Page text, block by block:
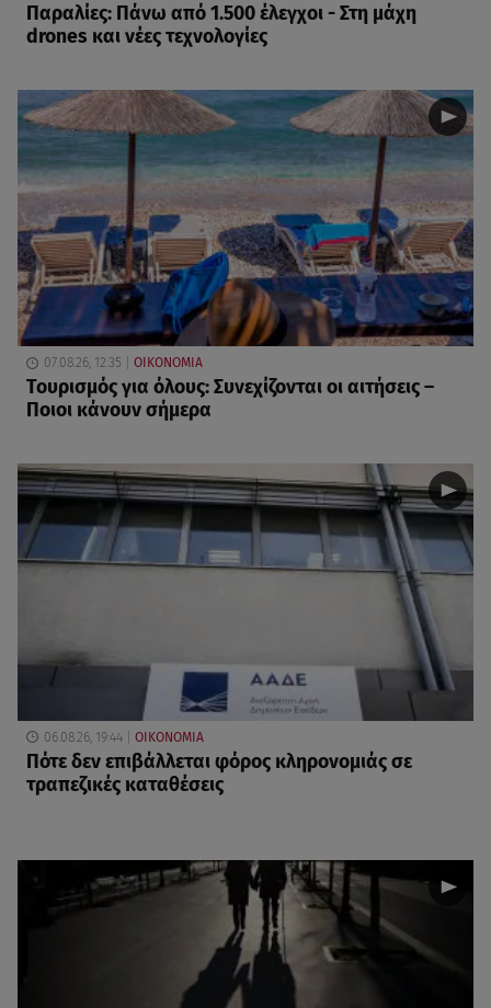
Παραλίες: Πάνω από 1.500 έλεγχοι - Στη μάχη
drones και νέες τεχνολογίες
07.08.26, 12:35 ΟΙΚΟΝΟΜΙΑ
Τουρισμός για όλους: Συνεχίζονται οι αιτήσεις –
Ποιοι κάνουν σήμερα
06.08.26, 19:44 ΟΙΚΟΝΟΜΙΑ
Πότε δεν επιβάλλεται φόρος κληρονομιάς σε
τραπεζικές καταθέσεις